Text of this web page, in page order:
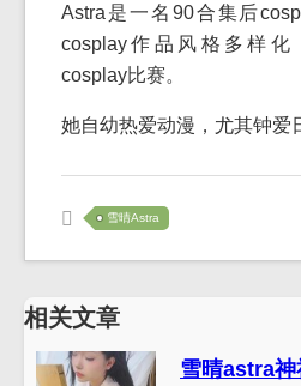
Astra是一名90合集后
cosplay作品风格多样
cosplay比赛。
她自幼热爱动漫，尤其钟爱
雪晴Astra
相关文章